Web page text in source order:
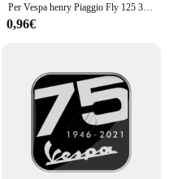
Per Vespa henry Piaggio Fly 125 3vte LX LXV 125 250 GTS 300ie GTS300 Sprint 50cc custodia portachiavi CNC Shell portachiavi
0,96€